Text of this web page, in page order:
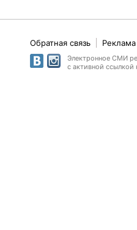
Обратная связь
Электронное СМИ
с активной ссылкой